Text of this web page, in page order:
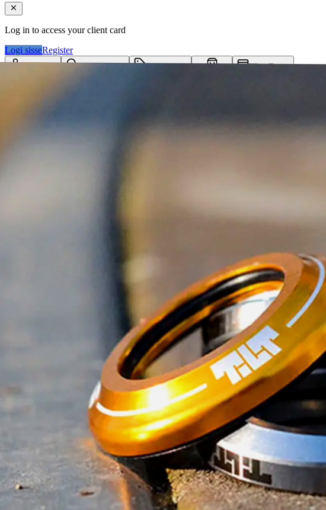
Log in to access your client card
Logi sisseRegister
Kliendikaart